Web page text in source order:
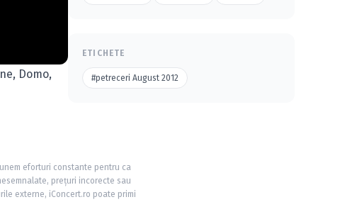
Domo,
ETICHETE
#petreceri August 2012
eforturi constante pentru ca
prețuri incorecte sau
externe, iConcert.ro poate primi